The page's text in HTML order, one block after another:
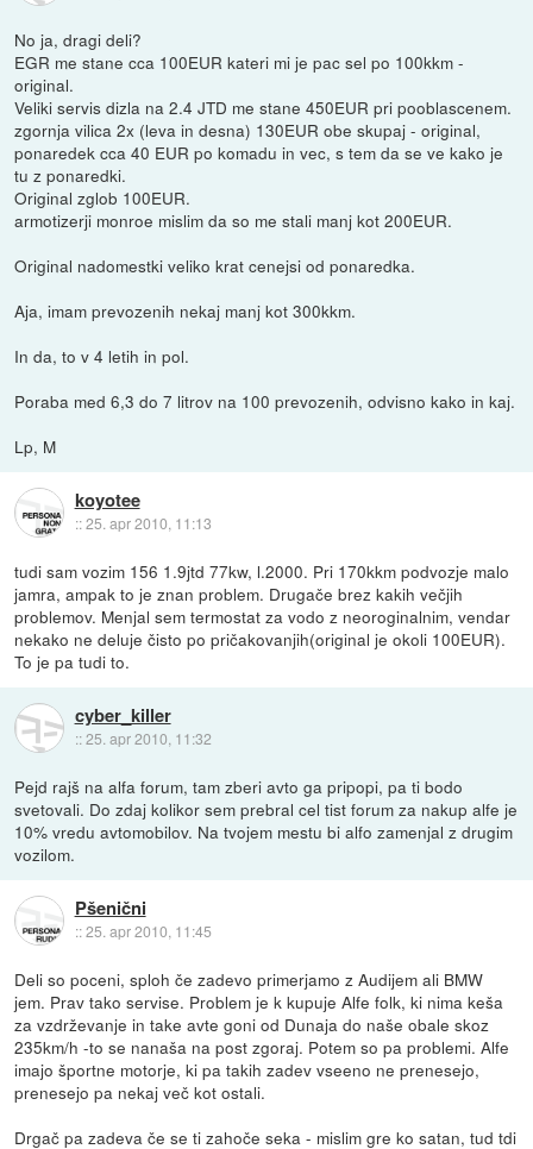
No ja, dragi deli?
EGR me stane cca 100EUR kateri mi je pac sel po 100kkm -
original.
Veliki servis dizla na 2.4 JTD me stane 450EUR pri pooblascenem.
zgornja vilica 2x (leva in desna) 130EUR obe skupaj - original,
ponaredek cca 40 EUR po komadu in vec, s tem da se ve kako je
tu z ponaredki.
Original zglob 100EUR.
armotizerji monroe mislim da so me stali manj kot 200EUR.
Original nadomestki veliko krat cenejsi od ponaredka.
Aja, imam prevozenih nekaj manj kot 300kkm.
In da, to v 4 letih in pol.
Poraba med 6,3 do 7 litrov na 100 prevozenih, odvisno kako in kaj.
Lp, M
koyotee
::25. apr 2010, 11:13
tudi sam vozim 156 1.9jtd 77kw, l.2000. Pri 170kkm podvozje malo
jamra, ampak to je znan problem. Drugače brez kakih večjih
problemov. Menjal sem termostat za vodo z neoroginalnim, vendar
nekako ne deluje čisto po pričakovanjih(original je okoli 100EUR).
To je pa tudi to.
cyber_killer
::25. apr 2010, 11:32
Pejd rajš na alfa forum, tam zberi avto ga pripopi, pa ti bodo
svetovali. Do zdaj kolikor sem prebral cel tist forum za nakup alfe je
10% vredu avtomobilov. Na tvojem mestu bi alfo zamenjal z drugim
vozilom.
Pšenični
::25. apr 2010, 11:45
Deli so poceni, sploh če zadevo primerjamo z Audijem ali BMW
jem. Prav tako servise. Problem je k kupuje Alfe folk, ki nima keša
za vzdrževanje in take avte goni od Dunaja do naše obale skoz
235km/h -to se nanaša na post zgoraj. Potem so pa problemi. Alfe
imajo športne motorje, ki pa takih zadev vseeno ne prenesejo,
prenesejo pa nekaj več kot ostali.
Drgač pa zadeva če se ti zahoče seka - mislim gre ko satan, tud tdi